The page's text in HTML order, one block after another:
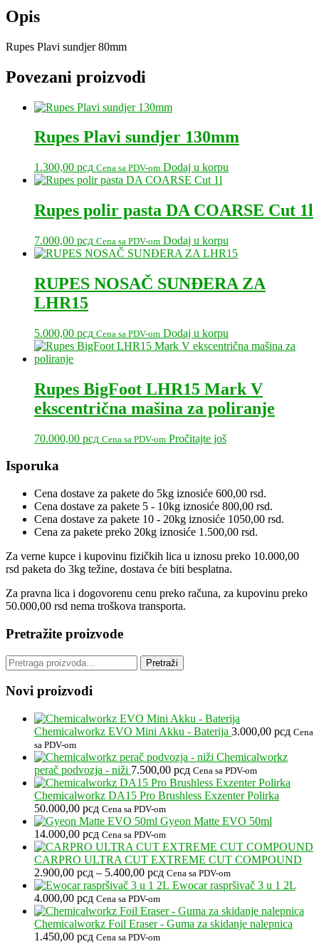
Opis
Rupes Plavi sundjer 80mm
Povezani proizvodi
Rupes Plavi sundjer 130mm
1.300,00 рсд Cena sa PDV-om Dodaj u korpu
Rupes polir pasta DA COARSE Cut 1l
7.000,00 рсд Cena sa PDV-om Dodaj u korpu
RUPES NOSAČ SUNÐERA ZA
LHR15
5.000,00 рсд Cena sa PDV-om Dodaj u korpu
Rupes BigFoot LHR15 Mark V
ekscentrična mašina za poliranje
70.000,00 рсд Cena sa PDV-om Pročitajte još
Primary
Sidebar
Isporuka
Cena dostave za pakete do 5kg iznosiće 600,00 rsd.
Cena dostave za pakete 5 - 10kg iznosiće 800,00 rsd.
Cena dostave za pakete 10 - 20kg iznosiće 1050,00 rsd.
Cena za pakete preko 20kg iznosiće 1.500,00 rsd.
Za verne kupce i kupovinu fizičkih lica u iznosu preko 10.000,00
rsd paketa do 3kg težine, dostava će biti besplatna.
Za pravna lica i dogovorenu cenu preko računa, za kupovinu preko
50.000,00 rsd nema troškova transporta.
Pretražite proizvode
Pretraga
za:
Pretraži
Novi proizvodi
Chemicalworkz EVO Mini Akku - Baterija 3.000,00 рсд Cena
sa PDV-om
Chemicalworkz
perač podvozja - niži 7.500,00 рсд Cena sa PDV-om
Chemicalworkz DA15 Pro Brushless Exzenter Polirka
50.000,00 рсд Cena sa PDV-om
Gyeon Matte EVO 50ml
14.000,00 рсд Cena sa PDV-om
CARPRO ULTRA CUT EXTREME CUT COMPOUND
2.900,00 рсд – 5.400,00 рсдRaspon
cena:
2.900,00 рсд
do
Cena sa PDV-om
Ewocar raspršivač 3 u 1 2L
4.000,00 рсд Cena sa PDV-om
Chemicalworkz Foil Eraser - Guma za skidanje nalepnica
1.450,00 рсд Cena sa PDV-om